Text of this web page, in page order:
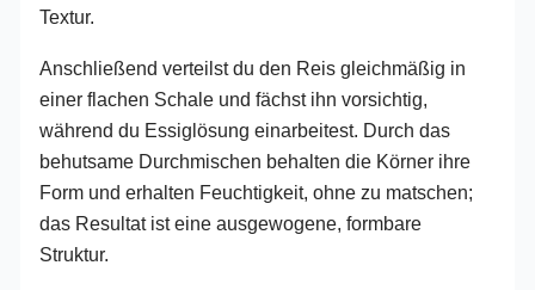
Textur.
Anschließend verteilst du den Reis gleichmäßig in
einer flachen Schale und fächst ihn vorsichtig,
während du Essiglösung einarbeitest. Durch das
behutsame Durchmischen behalten die Körner ihre
Form und erhalten Feuchtigkeit, ohne zu matschen;
das Resultat ist eine ausgewogene, formbare
Struktur.